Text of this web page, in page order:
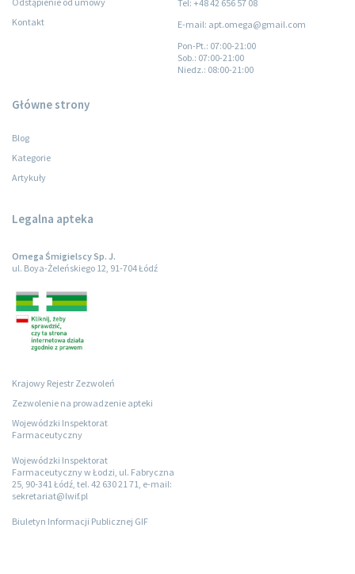
Kontakt
Tel: +48 42 656 57 08
E-mail: apt.omega@gmail.com
Pon-Pt.: 07:00-21:00
Sob.: 07:00-21:00
Niedz.: 08:00-21:00
Główne strony
Blog
Kategorie
Artykuły
Legalna apteka
Omega Śmigielscy Sp. J.
ul. Boya-Żeleńskiego 12, 91-704 Łódź
Krajowy Rejestr Zezwoleń
Zezwolenie na prowadzenie apteki
Wojewódzki Inspektorat
Farmaceutyczny
Wojewódzki Inspektorat
Farmaceutyczny w Łodzi, ul. Fabryczna
25, 90-341 Łódź, tel. 42 630 21 71, e-mail:
sekretariat@lwif.pl
Biuletyn Informacji Publicznej GIF